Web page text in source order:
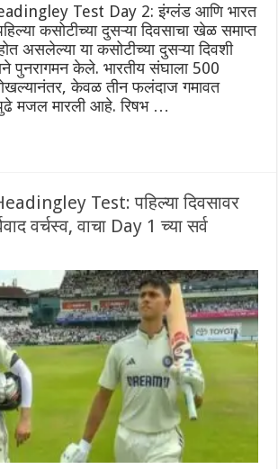
Test Day 2: इंग्लंड आणि भारत
कसोटीच्या दुसऱ्या दिवसाचा खेळ समाप्त
असलेल्या या कसोटीच्या दुसऱ्या दिवशी
पुनरागमन केले. भारतीय संघाला 500
केवळ तीन फलंदाज गमावत
मजल मारली आहे. रिषभ …
Test: पहिल्या दिवसावर
वर्चस्व, वाचा Day 1 च्या सर्व